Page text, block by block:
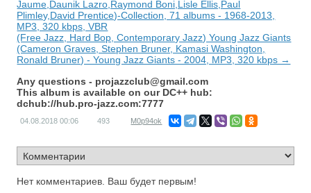
Jaume,Daunik Lazro,Raymond Boni,Lisle Ellis,Paul
Plimley,David Prentice)-Collection, 71 albums - 1968-2013,
MP3, 320 kbps, VBR
(Free Jazz, Hard Bop, Contemporary Jazz) Young Jazz Giants
(Cameron Graves, Stephen Bruner, Kamasi Washington,
Ronald Bruner) - Young Jazz Giants - 2004, MP3, 320 kbps →
Any questions - projazzclub@gmail.com
This album is available on our DC++ hub:
dchub://hub.pro-jazz.com:7777
04.08.2018 00:06 493 M0p94ok
Нет комментариев. Ваш будет первым!